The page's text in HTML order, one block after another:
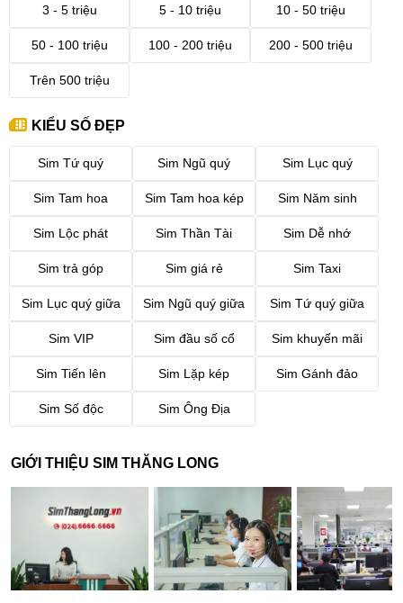
3 - 5 triệu 5 - 10 triệu 10 - 50 triệu
50 - 100 triệu 100 - 200 triệu 200 - 500 triệu
Trên 500 triệu
KIỂU SỐ ĐẸP
Sim Tứ quý Sim Ngũ quý Sim Lục quý
Sim Tam hoa Sim Tam hoa kép Sim Năm sinh
Sim Lộc phát Sim Thần Tài Sim Dễ nhớ
Sim trả góp Sim giá rẻ Sim Taxi
Sim Lục quý giữa Sim Ngũ quý giữa Sim Tứ quý giữa
Sim VIP Sim đầu số cổ Sim khuyến mãi
Sim Tiến lên Sim Lặp kép Sim Gánh đảo
Sim Số độc Sim Ông Địa
GIỚI THIỆU SIM THĂNG LONG